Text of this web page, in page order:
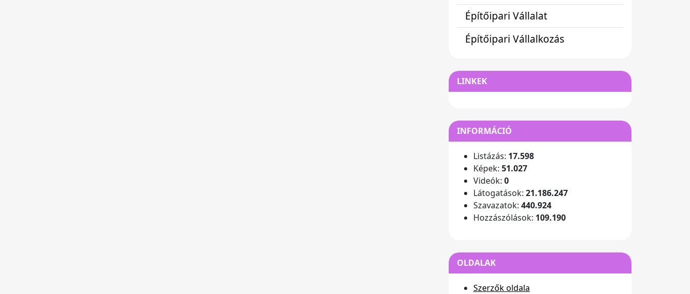
Építőipari Vállalat
Építőipari Vállalkozás
LINKEK
INFORMÁCIÓ
Listázás: 17.598
Képek: 51.027
Videók: 0
Látogatások: 21.186.247
Szavazatok: 440.924
Hozzászólások: 109.190
OLDALAK
Szerzők oldala